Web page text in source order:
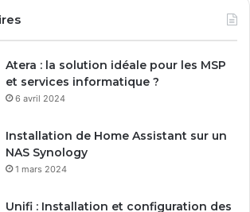
Atera : la solution idéale pour les MSP
et services informatique ?
6 avril 2024
Installation de Home Assistant sur un
NAS Synology
1 mars 2024
Unifi : Installation et configuration des